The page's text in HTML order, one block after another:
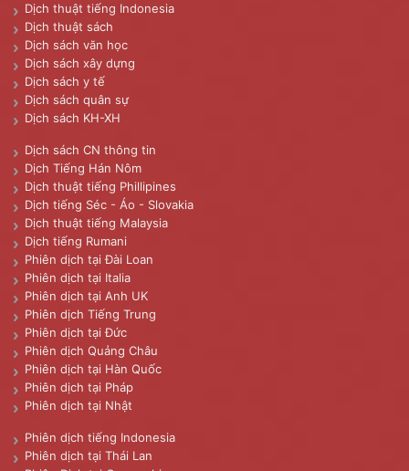
Dịch thuật tiếng Indonesia
Dịch thuật sách
Dịch sách văn học
Dịch sách xây dựng
Dịch sách y tế
Dịch sách quân sự
Dịch sách KH-XH
Dịch sách CN thông tin
Dịch Tiếng Hán Nôm
Dịch thuật tiếng Phillipines
Dịch tiếng Séc - Áo - Slovakia
Dịch thuật tiếng Malaysia
Dịch tiếng Rumani
Phiên dịch tại Đài Loan
Phiên dịch tại Italia
Phiên dịch tại Anh UK
Phiên dịch Tiếng Trung
Phiên dịch tại Đức
Phiên dịch Quảng Châu
Phiên dịch tại Hàn Quốc
Phiên dịch tại Pháp
Phiên dịch tại Nhật
Phiên dịch tiếng Indonesia
Phiên dịch tại Thái Lan